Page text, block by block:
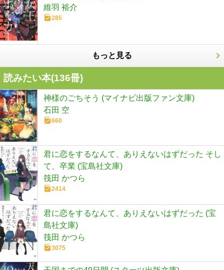
維羽 裕介
285
もっと見る
読みたい本(136冊)
神様のごちそう (マイナビ出版ファン文庫)
石田 空
660
君に恋をするなんて、ありえないはずだった そし
て、卒業 (宝島社文庫)
筏田 かつら
2414
君に恋をするなんて、ありえないはずだった (宝
島社文庫)
筏田 かつら
3075